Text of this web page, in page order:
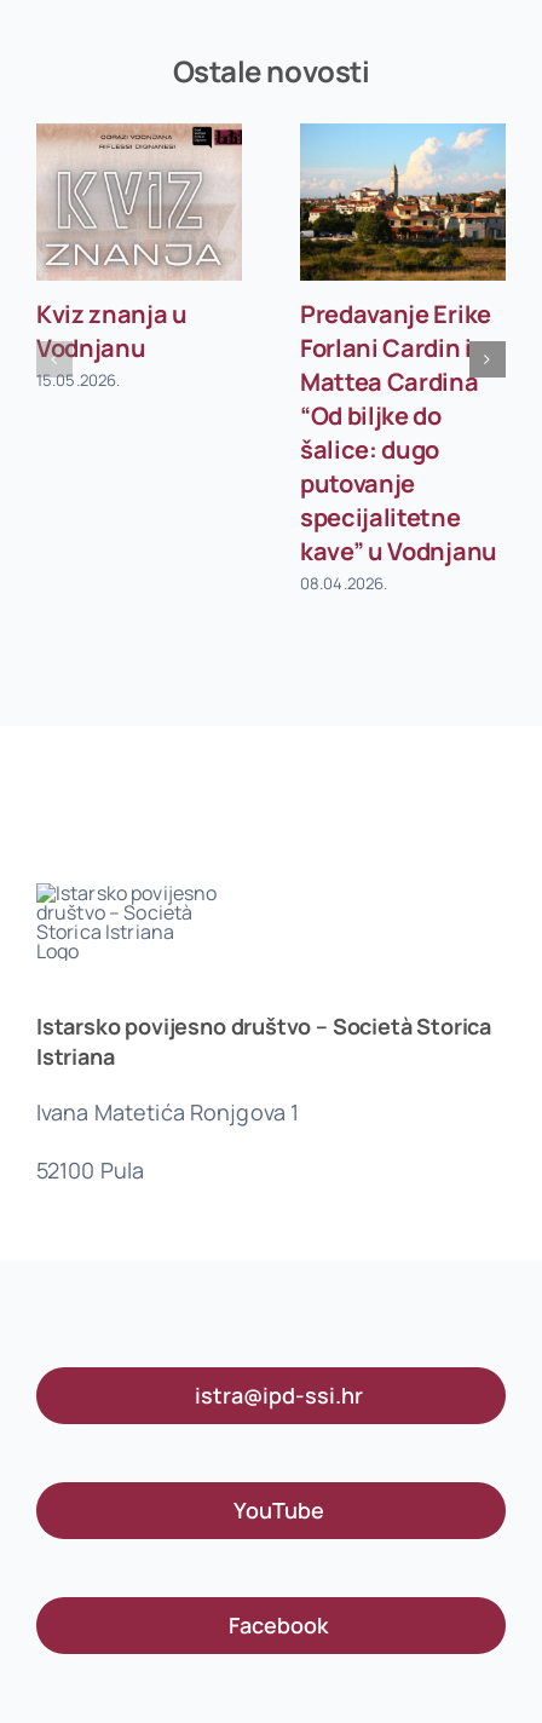
Ostale novosti
Kviz znanja u
Vodnjanu
15.05.2026.
Predavanje Erike
Forlani Cardin i
Mattea Cardina
“Od biljke do
šalice: dugo
putovanje
specijalitetne
kave” u Vodnjanu
08.04.2026.
Istarsko povijesno društvo – Società Storica
Istriana
Ivana Matetića Ronjgova 1
52100 Pula
istra@ipd-ssi.hr
YouTube
Facebook